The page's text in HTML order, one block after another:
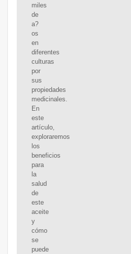
miles
de
a?
os
en
diferentes
culturas
por
sus
propiedades
medicinales.
En
este
artículo,
exploraremos
los
beneficios
para
la
salud
de
este
aceite
y
cómo
se
puede